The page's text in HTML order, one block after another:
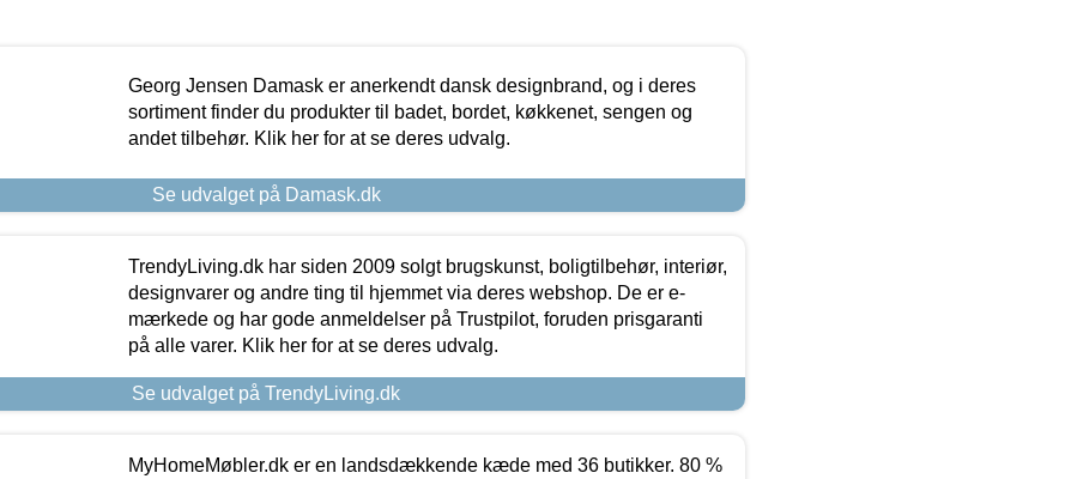
Georg Jensen Damask er anerkendt dansk designbrand, og i deres
sortiment finder du produkter til badet, bordet, køkkenet, sengen og
andet tilbehør. Klik her for at se deres udvalg.
Se udvalget på Damask.dk
TrendyLiving.dk har siden 2009 solgt brugskunst, boligtilbehør, interiør,
designvarer og andre ting til hjemmet via deres webshop. De er e-
mærkede og har gode anmeldelser på Trustpilot, foruden prisgaranti
på alle varer. Klik her for at se deres udvalg.
Se udvalget på TrendyLiving.dk
MyHomeMøbler.dk er en landsdækkende kæde med 36 butikker. 80 %